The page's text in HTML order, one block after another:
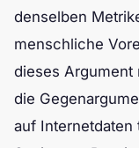
denselben
menschliche
dieses Argument
die
auf Internetdaten